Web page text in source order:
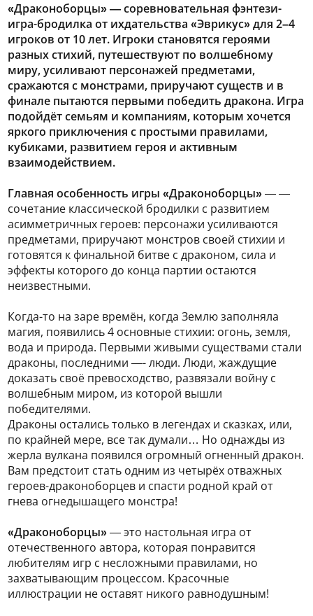
«Драконоборцы» — соревновательная фэнтези-
игра-бродилка от ихдательства «Эврикус» для 2–4
игроков от 10 лет. Игроки становятся героями
разных стихий, путешествуют по волшебному
миру, усиливают персонажей предметами,
сражаются с монстрами, приручают существ и в
финале пытаются первыми победить дракона. Игра
подойдёт семьям и компаниям, которым хочется
яркого приключения с простыми правилами,
кубиками, развитием героя и активным
взаимодействием.
Главная особенность игры «Драконоборцы»— —
сочетание классической бродилки с развитием
асимметричных героев: персонажи усиливаются
предметами, приручают монстров своей стихии и
готовятся к финальной битве с драконом, сила и
эффекты которого до конца партии остаются
неизвестными.
Когда-то на заре времён, когда Землю заполняла
магия, появились 4 основные стихии: огонь, земля,
вода и природа. Первыми живыми существами стали
драконы, последними —- люди. Люди, жаждущие
доказать своё превосходство, развязали войну с
волшебным миром, из которой вышли
победителями.
Драконы остались только в легендах и сказках, или,
по крайней мере, все так думали… Но однажды из
жерла вулкана появился огромный огненный дракон.
Вам предстоит стать одним из четырёх отважных
героев-драконоборцев и спасти родной край от
гнева огнедышащего монстра!
«Драконоборцы»— это настольная игра от
отечественного автора, которая понравится
любителям игр с несложными правилами, но
захватывающим процессом. Красочные
иллюстрации не оставят никого равнодушным!